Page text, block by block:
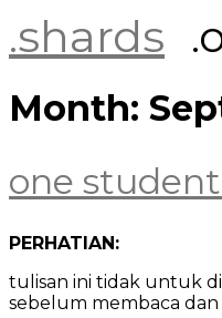
Skip
to
content
.shards
Month:
one
PERHATIAN:
tulisan ini tidak untuk
sebelum membaca